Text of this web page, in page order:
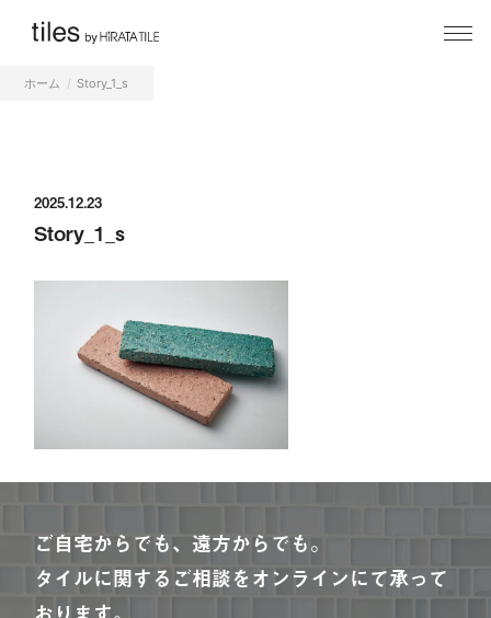
ホーム Story_1_s
2025.12.23
Story_1_s
ご自宅からでも、遠方からでも。
タイルに関するご相談をオンラインにて承って